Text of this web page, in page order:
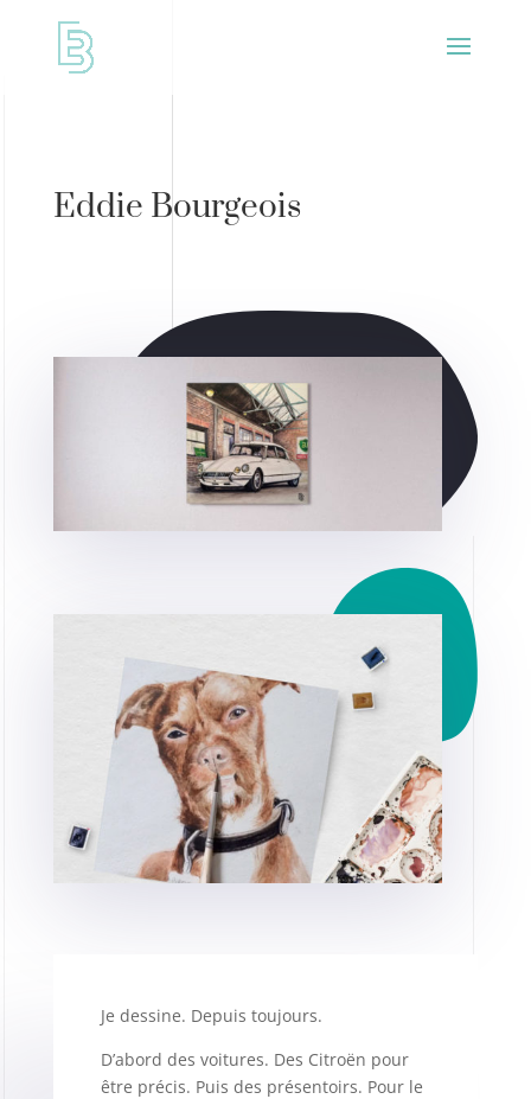
Eddie Bourgeois
Je dessine. Depuis toujours.
D’abord des voitures. Des Citroën pour
être précis. Puis des présentoirs. Pour le